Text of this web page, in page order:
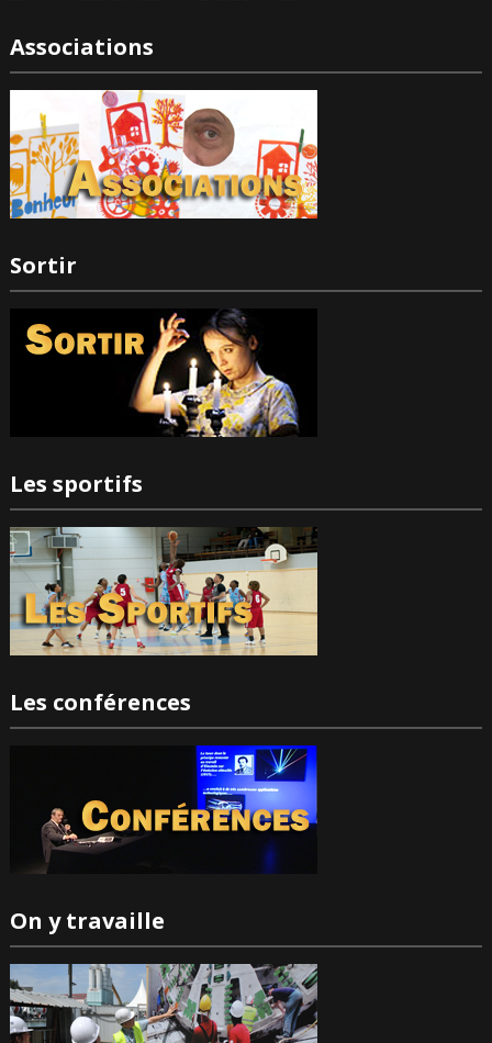
Associations
Sortir
Les sportifs
Les conférences
On y travaille